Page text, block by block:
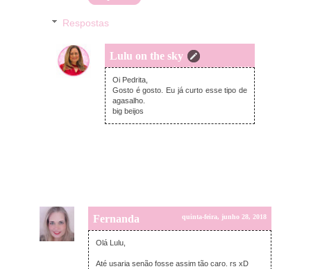
Respostas
Lulu on the sky
quinta-feira, junho 28, 2018
Oi Pedrita,
Gosto é gosto. Eu já curto esse tipo de
agasalho.
big beijos
Fernanda quinta-feira, junho 28, 2018
Olá Lulu,
Até usaria senão fosse assim tão caro. rs xD